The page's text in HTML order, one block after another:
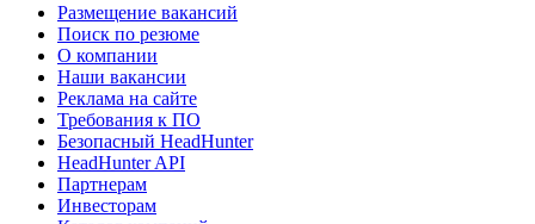
Размещение вакансий
Поиск по резюме
О компании
Наши вакансии
Реклама на сайте
Требования к ПО
Безопасный HeadHunter
HeadHunter API
Партнерам
Инвесторам